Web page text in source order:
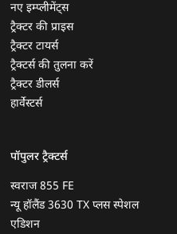
नए इम्प्लीमेंट्स
ट्रैक्टर की प्राइस
ट्रैक्टर टायर्स
ट्रैक्टर्स की तुलना करें
ट्रैक्टर डीलर्स
हार्वेस्टर्स
पॉपुलर ट्रैक्टर्स
स्वराज 855 FE
न्यू हॉलैंड 3630 TX प्लस स्पेशल
एडिशन